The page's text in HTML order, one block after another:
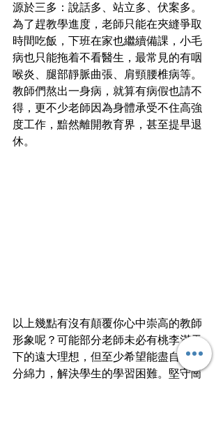
源於三多：說話多、站立多、伏案多。
為了趕教學進度，老師只能在夾縫爭取
時間吃飯，下班在家也繼續備課，小毛
病也只能拖着不看醫生，最常見的有咽
喉炎、腿部靜脈曲張、肩頸腰椎病等。
教師們熬出一身病，就算有病假也請不
得，更不少老師因為身體承受不住高強
度工作，黯然離開教育界，甚至提早退
休。
以上幾點有沒有顛覆你心中崇高的教師
形象呢？可能部分老師未必有桃李滿天
下的遠大理想，但至少希望能盡自己一
分綿力，解決學生的學習困難。堅守崗